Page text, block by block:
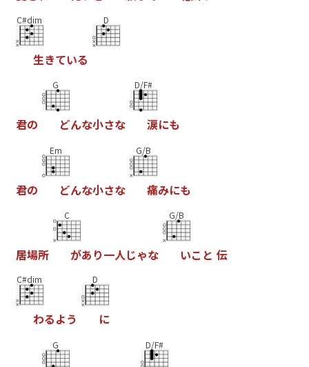
C#dim
生きている
D
君の
G
どんな小さな
D/F#
涙にも
君の
Em
どんな小さな
G/B
痛みにも
居場所
C
があ り一人じゃな
G/B
いこ と 伝
C#dim
わるよう
D
に
G D/F#